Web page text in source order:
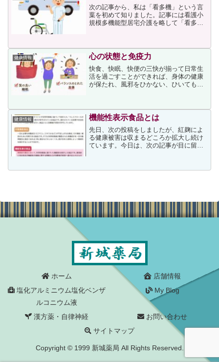
次の記事から、私は「看多機」という言
葉を初めて知りました。記事には看護小
規模多機能型居宅介護を略して「看多
状態が不安定な時に、自宅療養を希望す
る要介護者に「訪問看護」「...
健康情報 心の状態と免疫力
快食、快眠、快便の三快が揃って日常生
活を過ごすことができれば、身体の健康
が保たれ、風邪をひかない、ひいても軽
ると、病気や炎症が長引く、病気を併発
しやすい、老化現象が早い...
健康情報 機能性表示食品とは
先日、次の投稿をしましたが、紅麹によ
る健康被害は収まるどころか拡大し続け
ています。今日は、次の記事が目に留ま
成分入りサプリメントを巡る問題で、健
ホーム
店舗情報
塩化アルミニウム塩化ベンザ
ルコニウム液
My Blog
漢方薬・自律神経
お問い合わせ
サイトマップ
Copyright © 1999 新城薬局 All Rights Reserved.